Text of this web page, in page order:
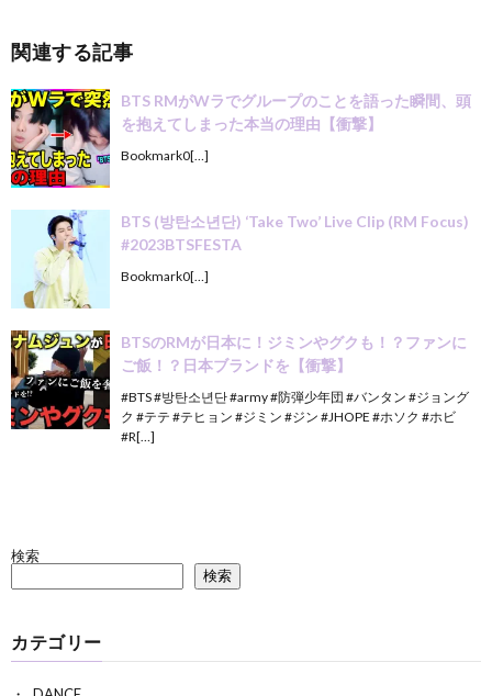
関連する記事
BTS RMがWラでグループのことを語った瞬間、頭
を抱えてしまった本当の理由【衝撃】
Bookmark0[…]
BTS (방탄소년단) ‘Take Two’ Live Clip (RM Focus)
#2023BTSFESTA
Bookmark0[…]
BTSのRMが日本に！ジミンやグクも！？ファンに
ご飯！？日本ブランドを【衝撃】
#BTS #방탄소년단 #army #防弾少年団 #バンタン #ジョング
ク #テテ #テヒョン #ジミン #ジン #JHOPE #ホソク #ホビ
#R[…]
検索
検索
カテゴリー